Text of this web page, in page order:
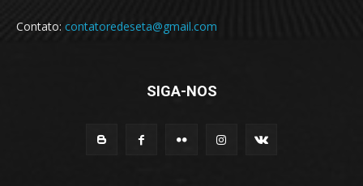
Contato: contatoredeseta@gmail.com
SIGA-NOS